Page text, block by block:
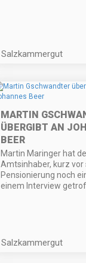
Salzkammergut
MARTIN
ÜBERGIBT AN
BEER
Martin Maringer hat
Amtsinhaber, kurz vor
Pensionierung noch
einem Interview
Salzkammergut